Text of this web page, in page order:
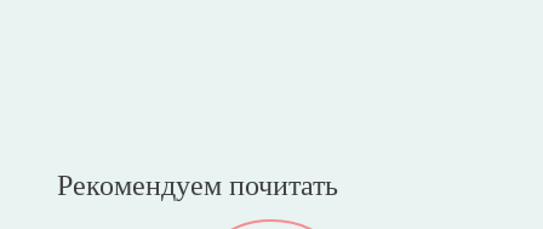
Рекомендуем почитать